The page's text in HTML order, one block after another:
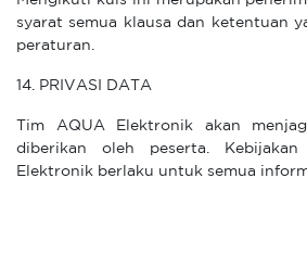
syarat semua klausa dan ketentuan
peraturan.
14. PRIVASI DATA
Tim AQUA Elektronik akan
diberikan oleh peserta.
Elektronik berlaku untuk semua